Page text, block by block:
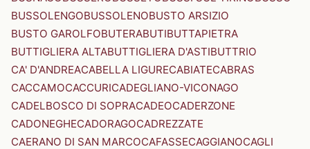
BUSSOLENGOBUSSOLENOBUSTO ARSIZIO
BUSTO GAROLFOBUTERABUTIBUTTAPIETRA
BUTTIGLIERA ALTABUTTIGLIERA D'ASTIBUTTRIO
CA' D'ANDREACABELLA LIGURECABIATECABRAS
CACCAMOCACCURICADEGLIANO-VICONAGO
CADELBOSCO DI SOPRACADEOCADERZONE
CADONEGHECADORAGOCADREZZATE
CAERANO DI SAN MARCOCAFASSECAGGIANOCAGLI